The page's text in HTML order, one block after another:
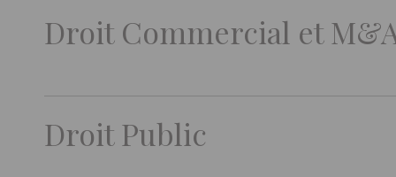
Droit Commercial et
Droit Public